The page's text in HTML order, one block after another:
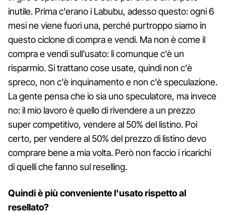
inutile. Prima c'erano i Labubu, adesso questo: ogni 6
mesi ne viene fuori una, perché purtroppo siamo in
questo ciclone di compra e vendi. Ma non è come il
compra e vendi sull'usato: lì comunque c'è un
risparmio. Si trattano cose usate, quindi non c'è
spreco, non c'è inquinamento e non c'è speculazione.
La gente pensa che io sia uno speculatore, ma invece
no: il mio lavoro è quello di rivendere a un prezzo
super competitivo, vendere al 50% del listino. Poi
certo, per vendere al 50% del prezzo di listino devo
comprare bene a mia volta. Però non faccio i ricarichi
di quelli che fanno sul reselling.
Quindi è più conveniente l'usato rispetto al
resellato?